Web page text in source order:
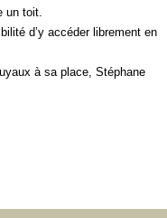
un toit.
d’y accéder librement en
à sa place, Stéphane